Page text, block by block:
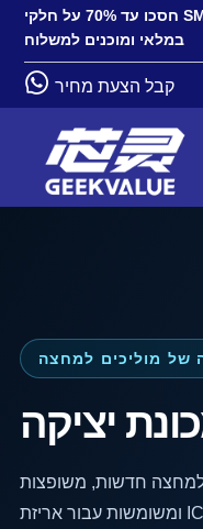
חסכו עד 70% על חלקי SMT –
במלאי ומוכנים למשלוח
קבל הצעת מחיר
של מוליכים למחצה
יציקה
למחצה חדשות, משופצות
ומשומשות עבור אריזת IC, אנקפסולציה EMC, יציקת העברה